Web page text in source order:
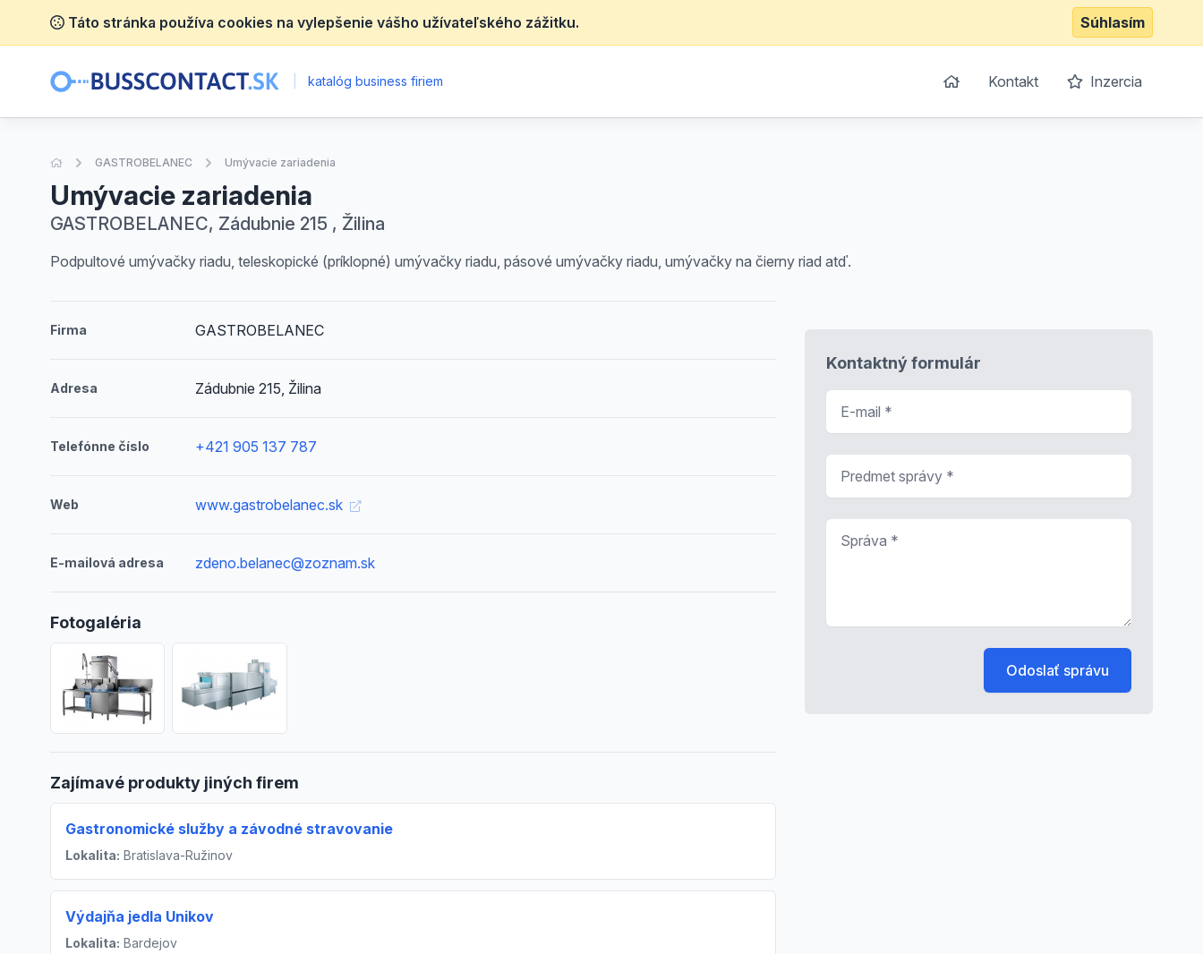
Táto stránka používa cookies na vylepšenie vášho užívateľského zážitku. Súhlasím
katalóg business firiem Kontakt Inzercia
Úvodná stránka
GASTROBELANEC Umývacie zariadenia
Umývacie zariadenia
GASTROBELANEC, Zádubnie 215 , Žilina
Podpultové umývačky riadu, teleskopické (príklopné) umývačky riadu, pásové umývačky riadu, umývačky na čierny riad atď.
Firma GASTROBELANEC
Adresa Zádubnie 215, Žilina
Telefónne číslo +421 905 137 787
Web www.gastrobelanec.sk
E-mailová adresa zdeno.belanec@zoznam.sk
Fotogaléria
Zajímavé produkty jiných firem
Gastronomické služby a závodné stravovanie
Lokalita: Bratislava-Ružinov
Výdajňa jedla Unikov
Lokalita: Bardejov
Kontaktný formulár
Odoslať správu